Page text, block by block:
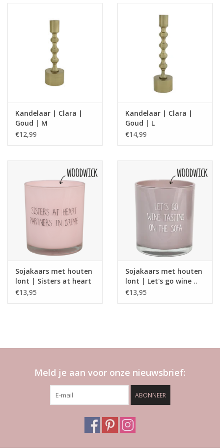
Kandelaar | Clara |
Goud | M
€12,99
Kandelaar | Clara |
Goud | L
€14,99
Sojakaars met houten
lont | Sisters at heart
Parnters in crime
€13,95
Sojakaars met houten
lont | Let's go wine ..
€13,95
Meld je aan voor onze nieuwsbrief:
ABONNEER